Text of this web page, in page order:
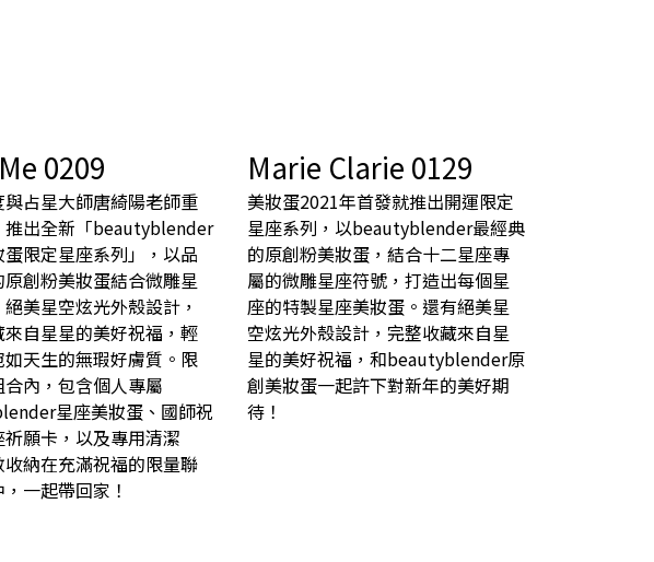
0209
占星大師唐綺陽老師重
推出全新「beautyblender
蛋限定星座系列」，以品
創粉美妝蛋結合微雕星
美星空炫光外殼設計，
來自星星的美好祝福，輕
如天生的無瑕好膚質。限
合內，包含個人專屬
星座美妝蛋、國師祝
願卡，以及專用清潔
收納在充滿祝福的限量聯
一起帶回家！
Marie Clarie 0129
美妝蛋2021年首發就推出開運限定
星座系列，以beautyblender最經典
的原創粉美妝蛋，結合十二星座專
屬的微雕星座符號，打造出每個星
座的特製星座美妝蛋。還有絕美星
空炫光外殼設計，完整收藏來自星
星的美好祝福，和beautyblender原
創美妝蛋一起許下對新年的美好期
待！